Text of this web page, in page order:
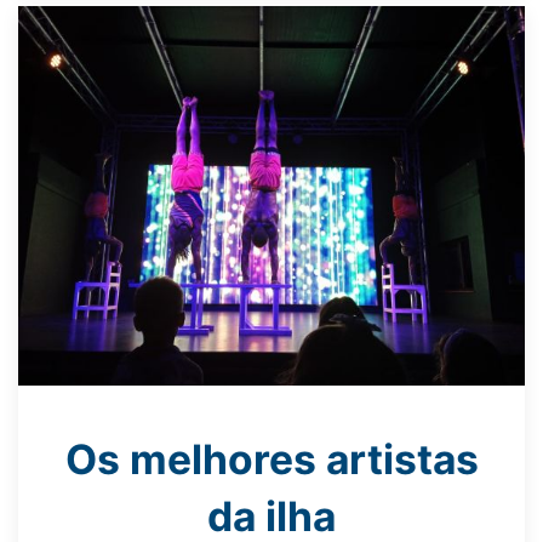
Os melhores artistas
da ilha